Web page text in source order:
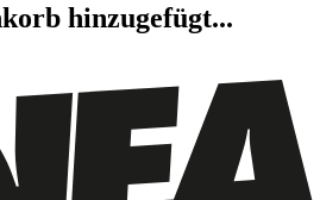
hinzugefügt...